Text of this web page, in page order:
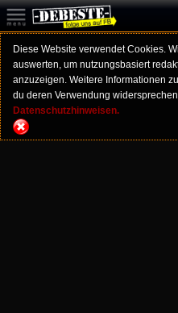
Diese Website verwendet Cookies.
auswerten, um nutzungsbasiert
anzuzeigen. Weitere Informationen
du deren Verwendung
Datenschutzhinweisen.